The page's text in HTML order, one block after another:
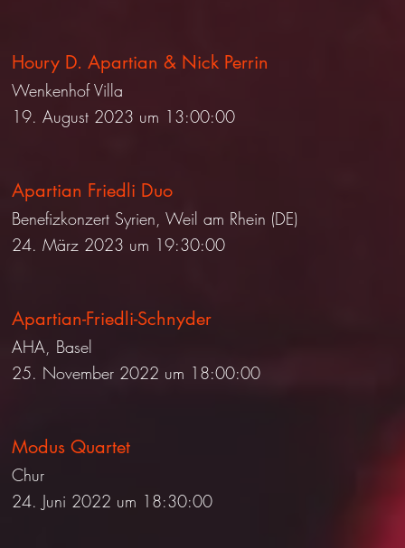
Houry D. Apartian & Nick Perrin
Wenkenhof Villa
19. August 2023 um 13:00:00
Apartian Friedli Duo
Benefizkonzert Syrien, Weil am Rhein (DE)
24. März 2023 um 19:30:00
Apartian-Friedli-Schnyder
AHA, Basel
25. November 2022 um 18:00:00
Modus Quartet
Chur
24. Juni 2022 um 18:30:00